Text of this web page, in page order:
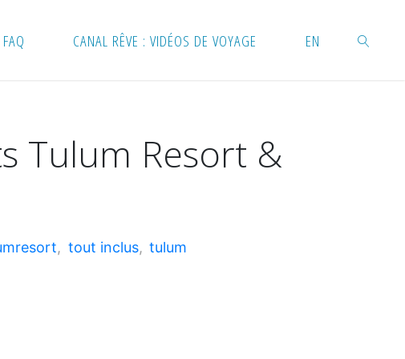
FAQ CANAL RÊVE : VIDÉOS DE VOYAGE EN
Tulum Resort &
, tout inclus, tulum